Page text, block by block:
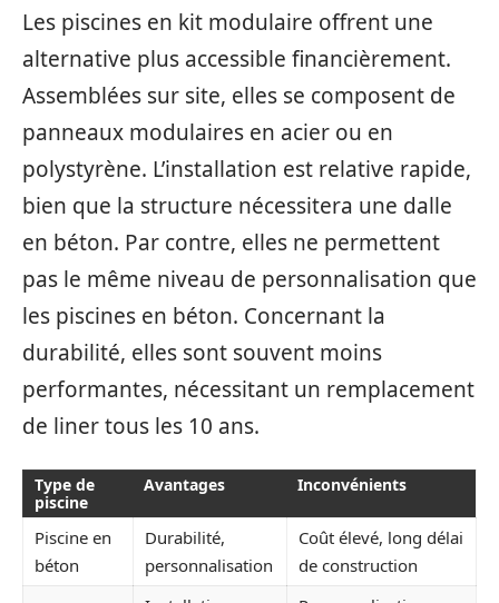
Les piscines en kit modulaire offrent une
alternative plus accessible financièrement.
Assemblées sur site, elles se composent de
panneaux modulaires en acier ou en
polystyrène. L’installation est relative rapide,
bien que la structure nécessitera une dalle
en béton. Par contre, elles ne permettent
pas le même niveau de personnalisation que
les piscines en béton. Concernant la
durabilité, elles sont souvent moins
performantes, nécessitant un remplacement
de liner tous les 10 ans.
Type de
piscine
Avantages Inconvénients
Piscine en
béton
Durabilité,
personnalisation
Coût élevé, long délai
de construction